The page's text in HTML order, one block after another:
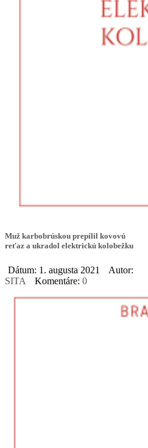
Muž karbobrúskou prepílil kovovú
reťaz a ukradol elektrickú kolobežku
Dátum: 1. augusta 2021
Autor:
SITA
Komentáre: 0